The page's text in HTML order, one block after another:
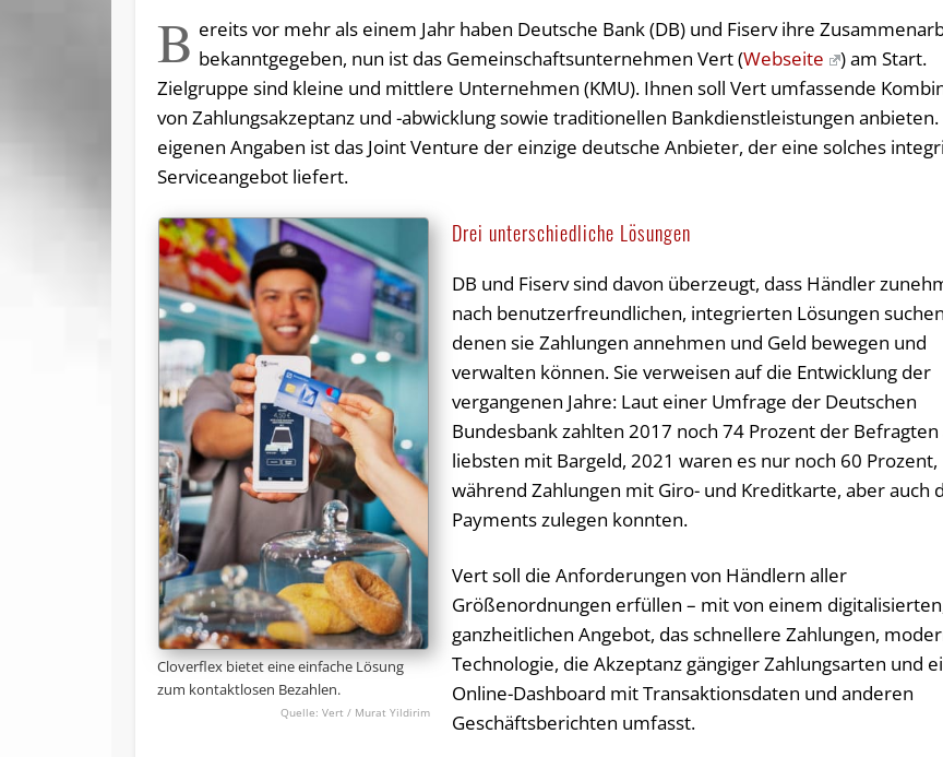
B ereits vor mehr als einem Jahr haben Deutsche Bank (DB) und Fiserv ihre
bekanntgegeben, nun ist das Gemeinschaftsunternehmen Vert (Webseite
) am Start.
Zielgruppe sind kleine und mittlere Unternehmen (KMU). Ihnen soll Vert umfassende
von Zahlungsakzeptanz und -abwicklung sowie traditionellen Bankdienstleistungen anbieten.
eigenen Angaben ist das Joint Venture der einzige deutsche Anbieter, der eine solches
Serviceangebot liefert.
Cloverflex bietet eine einfache Lösung
zum kontaktlosen Bezahlen.
Vert / Murat Yildirim
Drei unterschiedliche Lösungen
DB und Fiserv sind davon überzeugt, dass Händler
nach benutzerfreundlichen, integrierten Lösungen
denen sie Zahlungen annehmen und Geld bewegen und
verwalten können. Sie verweisen auf die Entwicklung der
vergangenen Jahre: Laut einer Umfrage der Deutschen
Bundesbank zahlten 2017 noch 74 Prozent der Befragten
liebsten mit Bargeld, 2021 waren es nur noch 60 Prozent,
während Zahlungen mit Giro- und Kreditkarte, aber auch
Payments zulegen konnten.
Vert soll die Anforderungen von Händlern aller
Größenordnungen erfüllen – mit von einem
ganzheitlichen Angebot, das schnellere Zahlungen,
Technologie, die Akzeptanz gängiger Zahlungsarten und
Online-Dashboard mit Transaktionsdaten und anderen
Geschäftsberichten umfasst.